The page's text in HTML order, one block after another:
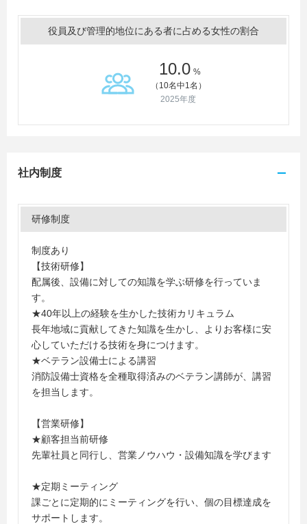
役員及び管理的地位にある者に占める女性の割合
10.0 %
（10名中1名）
2025年度
社内制度
研修制度
制度あり
【技術研修】
配属後、設備に対しての知識を学ぶ研修を行っていま
す。
★40年以上の経験を生かした技術カリキュラム
長年地域に貢献してきた知識を生かし、よりお客様に安
心していただける技術を身につけます。
★ベテラン設備士による講習
消防設備士資格を全種取得済みのベテラン講師が、講習
を担当します。
【営業研修】
★顧客担当前研修
先輩社員と同行し、営業ノウハウ・設備知識を学びます
★定期ミーティング
課ごとに定期的にミーティングを行い、個の目標達成を
サポートします。